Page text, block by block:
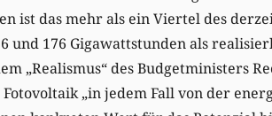
ist das mehr als ein Viertel des
und 176 Gigawattstunden als
„Realismus“ des Budgetministers
„in jedem Fall von der